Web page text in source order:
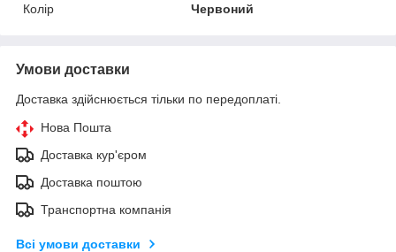
Колір
Червоний
Умови доставки
Доставка здійснюється тільки по передоплаті.
Нова Пошта
Доставка кур'єром
Доставка поштою
Транспортна компанія
Всі умови доставки